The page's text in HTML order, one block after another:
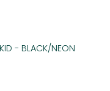
- BLACK/NEON